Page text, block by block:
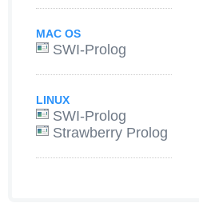
MAC OS
SWI-Prolog
LINUX
SWI-Prolog
Strawberry Prolog